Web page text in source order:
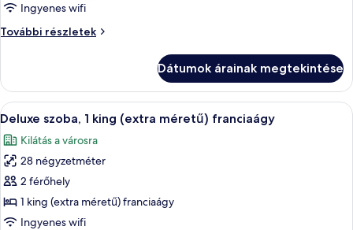
Ingyenes wifi
További részletek
Szoba
Dátumok árainak megtekintése
A
következő
szoba
összes
képének
megtekintése:
Deluxe
Egy szállodai szoba, amelyben egy
6
Deluxe szoba, 1 king (extra méretű) franciaágy
Kilátás a városra
28 négyzetméter
2 férőhely
1 king (extra méretű) franciaágy
Ingyenes wifi